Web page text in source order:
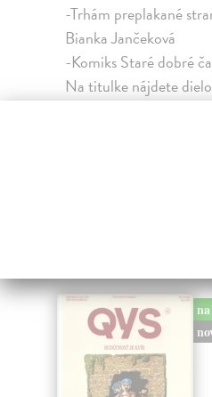
-Trhám preplakané
Bianka Jančeková
-Komiks Staré dobré
Na titulke nájdete
Vydanie podporila